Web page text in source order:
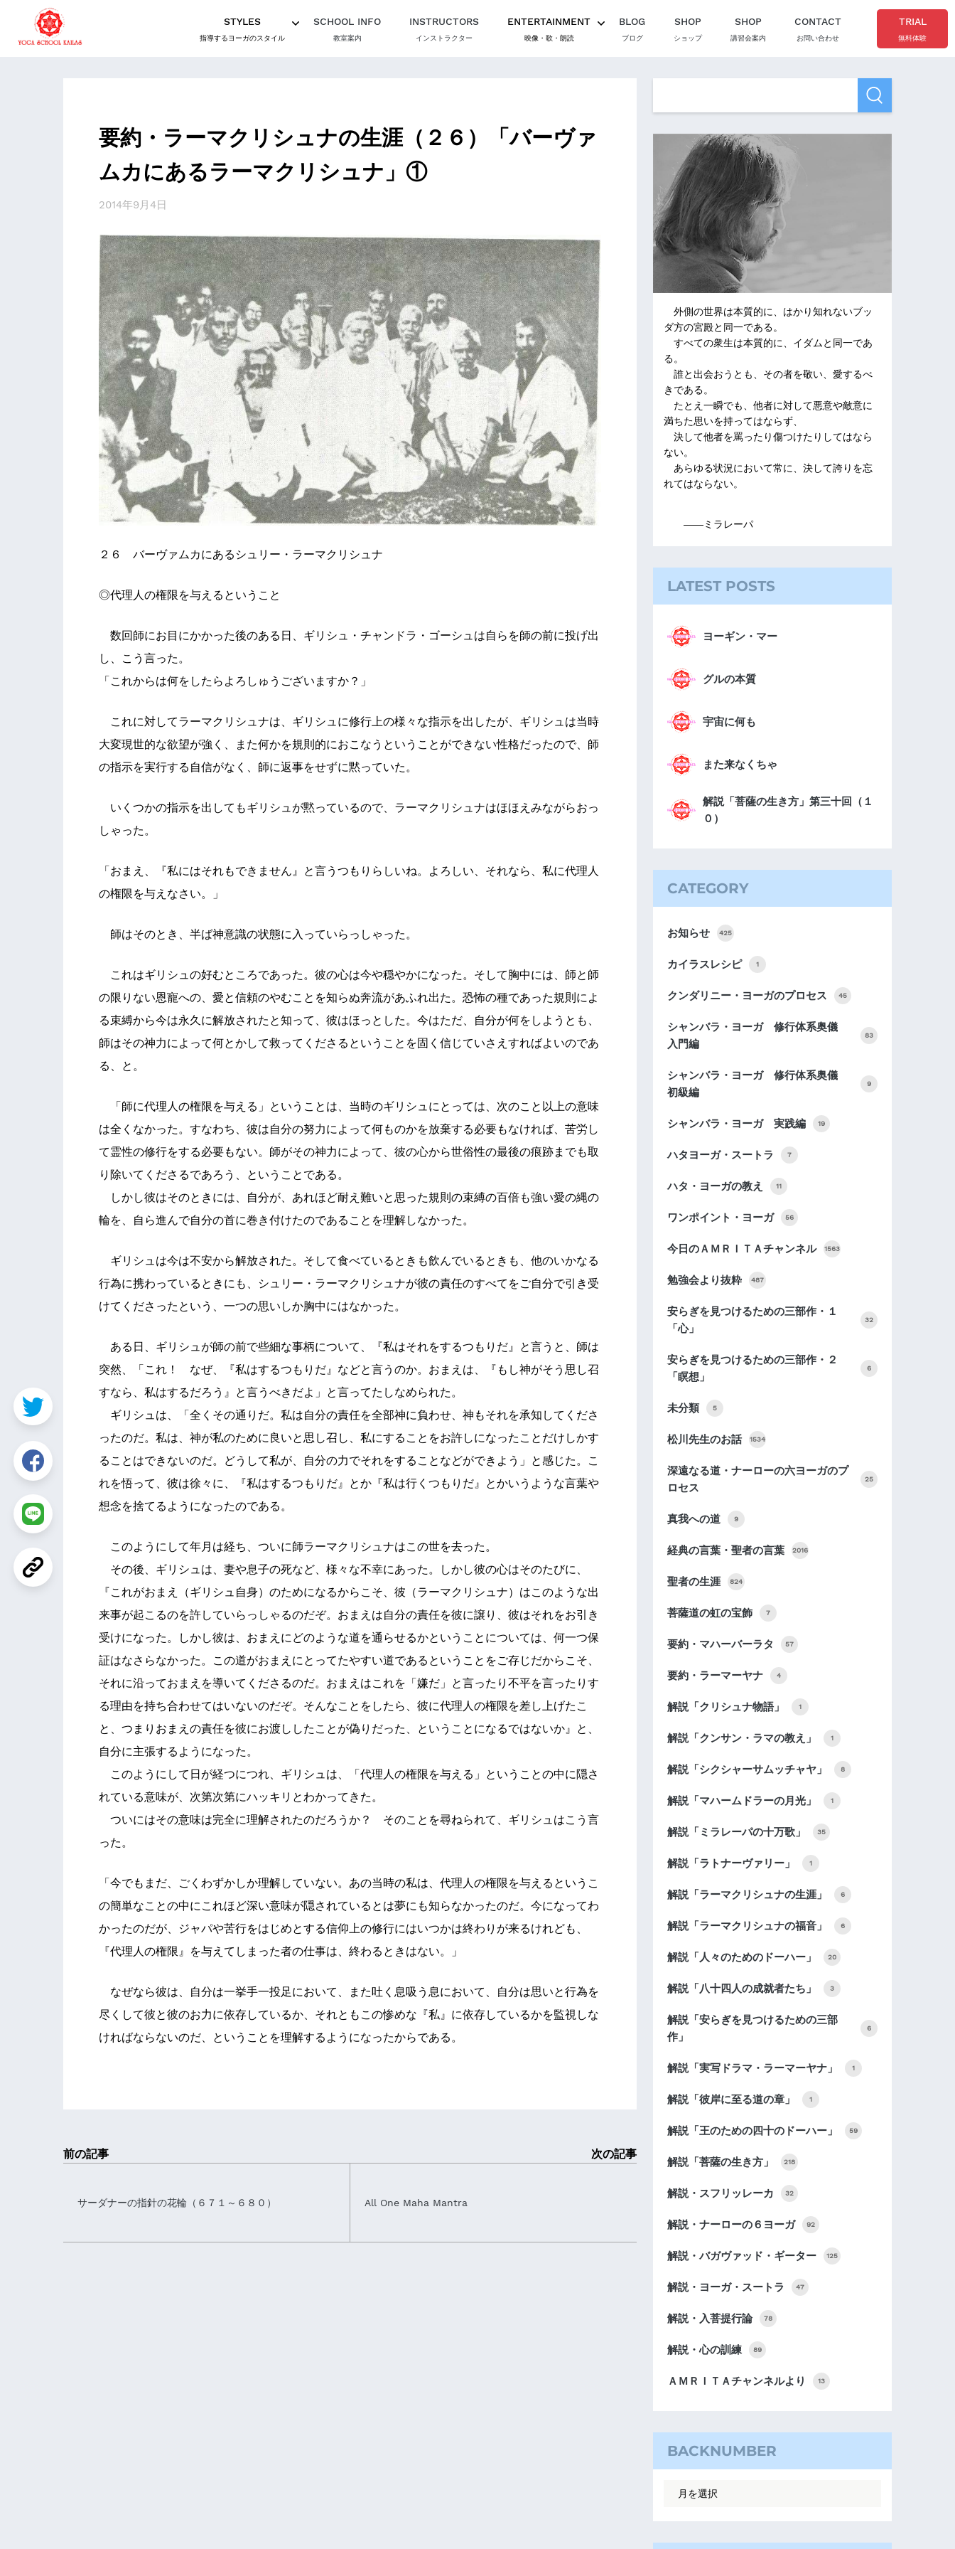
STYLES
指導するヨーガのスタイル
SCHOOL INFO
教室案内
INSTRUCTORS
インストラクター
ENTERTAINMENT
映像・歌・朗読
BLOG
ブログ
SHOP
ショップ
SHOP
講習会案内
CONTACT
お問い合わせ
TRIAL
無料体験
要約・ラーマクリシュナの生涯（２６）「バーヴァ
ムカにあるラーマクリシュナ」①
2014年9月4日
２６ バーヴァムカにあるシュリー・ラーマクリシュナ
◎代理人の権限を与えるということ
数回師にお目にかかった後のある日、ギリシュ・チャンドラ・ゴーシュは自らを師の前に投げ出
し、こう言った。
「これからは何をしたらよろしゅうございますか？」
これに対してラーマクリシュナは、ギリシュに修行上の様々な指示を出したが、ギリシュは当時
大変現世的な欲望が強く、また何かを規則的におこなうということができない性格だったので、師
の指示を実行する自信がなく、師に返事をせずに黙っていた。
いくつかの指示を出してもギリシュが黙っているので、ラーマクリシュナはほほえみながらおっ
しゃった。
「おまえ、『私にはそれもできません』と言うつもりらしいね。よろしい、それなら、私に代理人
の権限を与えなさい。」
師はそのとき、半ば神意識の状態に入っていらっしゃった。
これはギリシュの好むところであった。彼の心は今や穏やかになった。そして胸中には、師と師
の限りない恩寵への、愛と信頼のやむことを知らぬ奔流があふれ出た。恐怖の種であった規則によ
る束縛から今は永久に解放されたと知って、彼はほっとした。今はただ、自分が何をしようとも、
師はその神力によって何とかして救ってくださるということを固く信じていさえすればよいのであ
る、と。
「師に代理人の権限を与える」ということは、当時のギリシュにとっては、次のこと以上の意味
は全くなかった。すなわち、彼は自分の努力によって何ものかを放棄する必要もなければ、苦労し
て霊性の修行をする必要もない。師がその神力によって、彼の心から世俗性の最後の痕跡までも取
り除いてくださるであろう、ということである。
しかし彼はそのときには、自分が、あれほど耐え難いと思った規則の束縛の百倍も強い愛の縄の
輪を、自ら進んで自分の首に巻き付けたのであることを理解しなかった。
ギリシュは今は不安から解放された。そして食べているときも飲んでいるときも、他のいかなる
行為に携わっているときにも、シュリー・ラーマクリシュナが彼の責任のすべてをご自分で引き受
けてくださったという、一つの思いしか胸中にはなかった。
ある日、ギリシュが師の前で些細な事柄について、『私はそれをするつもりだ』と言うと、師は
突然、「これ！ なぜ、『私はするつもりだ』などと言うのか。おまえは、『もし神がそう思し召
すなら、私はするだろう』と言うべきだよ」と言ってたしなめられた。
ギリシュは、「全くその通りだ。私は自分の責任を全部神に負わせ、神もそれを承知してくださ
ったのだ。私は、神が私のために良いと思し召し、私にすることをお許しになったことだけしかす
ることはできないのだ。どうして私が、自分の力でそれをすることなどができよう」と感じた。こ
れを悟って、彼は徐々に、『私はするつもりだ』とか『私は行くつもりだ』とかいうような言葉や
想念を捨てるようになったのである。
このようにして年月は経ち、ついに師ラーマクリシュナはこの世を去った。
その後、ギリシュは、妻や息子の死など、様々な不幸にあった。しかし彼の心はそのたびに、
『これがおまえ（ギリシュ自身）のためになるからこそ、彼（ラーマクリシュナ）はこのような出
来事が起こるのを許していらっしゃるのだぞ。おまえは自分の責任を彼に譲り、彼はそれをお引き
受けになった。しかし彼は、おまえにどのような道を通らせるかということについては、何一つ保
証はなさらなかった。この道がおまえにとってたやすい道であるということをご存じだからこそ、
それに沿っておまえを導いてくださるのだ。おまえはこれを「嫌だ」と言ったり不平を言ったりす
る理由を持ち合わせてはいないのだぞ。そんなことをしたら、彼に代理人の権限を差し上げたこ
と、つまりおまえの責任を彼にお渡ししたことが偽りだった、ということになるではないか』と、
自分に主張するようになった。
このようにして日が経つにつれ、ギリシュは、「代理人の権限を与える」ということの中に隠さ
れている意味が、次第次第にハッキリとわかってきた。
ついにはその意味は完全に理解されたのだろうか？ そのことを尋ねられて、ギリシュはこう言
った。
「今でもまだ、ごくわずかしか理解していない。あの当時の私は、代理人の権限を与えるというこ
の簡単なことの中にこれほど深い意味が隠されているとは夢にも知らなかったのだ。今になってわ
かったのだが、ジャパや苦行をはじめとする信仰上の修行にはいつかは終わりが来るけれども、
『代理人の権限』を与えてしまった者の仕事は、終わるときはない。」
なぜなら彼は、自分は一挙手一投足において、また吐く息吸う息において、自分は思いと行為を
尽くして彼と彼のお力に依存しているか、それともこの惨めな『私』に依存しているかを監視しな
ければならないのだ、ということを理解するようになったからである。
前の記事
サーダナーの指針の花輪（６７１～６８０）
次の記事
All One Maha Mantra
外側の世界は本質的に、はかり知れないブッ
ダ方の宮殿と同一である。
すべての衆生は本質的に、イダムと同一であ
る。
誰と出会おうとも、その者を敬い、愛するべ
きである。
たとえ一瞬でも、他者に対して悪意や敵意に
満ちた思いを持ってはならず、
決して他者を罵ったり傷つけたりしてはなら
ない。
あらゆる状況において常に、決して誇りを忘
れてはならない。
――ミラレーパ
LATEST POSTS
ヨーギン・マー
グルの本質
宇宙に何も
また来なくちゃ
解説「菩薩の生き方」第三十回（１
０）
CATEGORY
お知らせ 425
カイラスレシピ 1
クンダリニー・ヨーガのプロセス 45
シャンバラ・ヨーガ 修行体系奥儀
入門編
83
シャンバラ・ヨーガ 修行体系奥儀
初級編
9
シャンバラ・ヨーガ 実践編 19
ハタヨーガ・スートラ 7
ハタ・ヨーガの教え 11
ワンポイント・ヨーガ 56
今日のＡＭＲＩＴＡチャンネル 1563
勉強会より抜粋 487
安らぎを見つけるための三部作・１
「心」
32
安らぎを見つけるための三部作・２
「瞑想」
6
未分類 5
松川先生のお話 1534
深遠なる道・ナーローの六ヨーガのプ
ロセス
25
真我への道 9
経典の言葉・聖者の言葉 2016
聖者の生涯 824
菩薩道の虹の宝飾 7
要約・マハーバーラタ 57
要約・ラーマーヤナ 4
解説「クリシュナ物語」 1
解説「クンサン・ラマの教え」 1
解説「シクシャーサムッチャヤ」 8
解説「マハームドラーの月光」 1
解説「ミラレーパの十万歌」 35
解説「ラトナーヴァリー」 1
解説「ラーマクリシュナの生涯」 6
解説「ラーマクリシュナの福音」 6
解説「人々のためのドーハー」 20
解説「八十四人の成就者たち」 3
解説「安らぎを見つけるための三部
作」
6
解説「実写ドラマ・ラーマーヤナ」 1
解説「彼岸に至る道の章」 1
解説「王のための四十のドーハー」 59
解説「菩薩の生き方」 218
解説・スフリッレーカ 32
解説・ナーローの６ヨーガ 92
解説・バガヴァッド・ギーター 125
解説・ヨーガ・スートラ 47
解説・入菩提行論 78
解説・心の訓練 89
ＡＭＲＩＴＡチャンネルより 13
BACKNUMBER